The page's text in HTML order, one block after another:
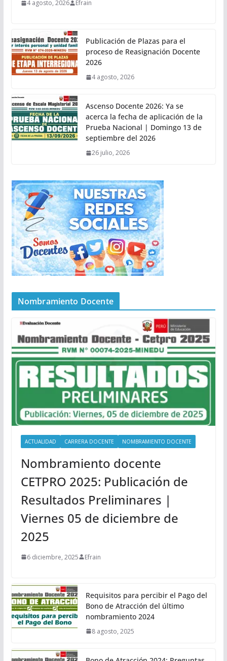
4 agosto, 2026 Efrain
Publicación de Plazas para el
proceso de Reasignación Docente
2026
4 agosto, 2026
Ascenso Docente 2026: Ya se
acerca la fecha de aplicación de la
Prueba Nacional | Domingo 13 de
septiembre del 2026
26 julio, 2026
Nombramiento Docente
ACTUALIDAD CARRERA DOCENTE NOMBRAMIENTO DOCENTE
Nombramiento docente
CETPRO 2025: Publicación de
Resultados Preliminares |
Viernes 05 de diciembre de
2025
6 diciembre, 2025 Efrain
Requisitos para percibir el Pago del
Bono de Atracción del último
nombramiento 2024
8 agosto, 2025